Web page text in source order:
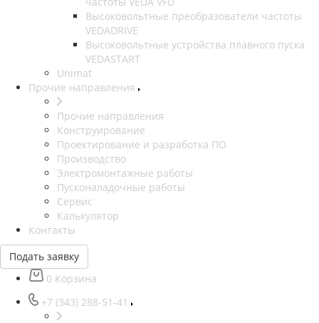
Высоковольтные преобразователи частоты
VEDADRIVE
Высоковольтные устройства плавного пуска
VEDASTART
Unimat
Прочие направления
Прочие направления
Конструирование
Проектирование и разработка ПО
Производство
Электромонтажные работы
Пусконаладочные работы
Сервис
Калькулятор
Контакты
Подать заявку
0 Корзина
+7 (343) 288-51-41